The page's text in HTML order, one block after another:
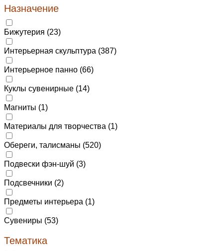
Назначение
Бижутерия (23)
Интерьерная скульптура (387)
Интерьерное панно (66)
Куклы сувенирные (14)
Магниты (1)
Материалы для творчества (1)
Обереги, талисманы (520)
Подвески фэн-шуй (3)
Подсвечники (2)
Предметы интерьера (1)
Сувениры (53)
Тематика